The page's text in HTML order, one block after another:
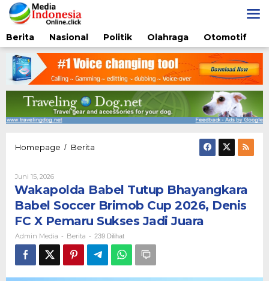
Lewati
ke
konten
Berita
Nasional Politik Olahraga Otomotif
Homepage / Berita
Babel
Soccer
Brimob
Cup
2026,
Denis
FC
X
Pemaru
Juni 15, 2026Oleh
Admin
Media
Wakapolda Babel Tutup Bhayangkara
Babel Soccer Brimob Cup 2026, Denis
FC X Pemaru Sukses Jadi Juara
Admin Media - Berita - 239 Dilihat